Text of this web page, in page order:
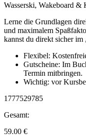
Wasserski, Wakeboard &
Lerne die Grundlagen
und maximalem
kannst du direkt sicher im
Flexibel:
Gutscheine: Im
Termin mitbringen.
Wichtig: vor
1777529785
Gesamt:
59.00 €